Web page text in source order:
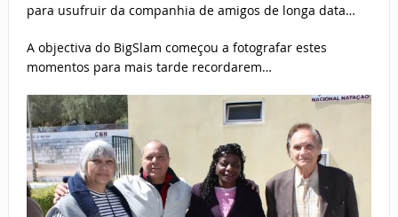
para usufruir da companhia de amigos de longa data…
A objectiva do BigSlam começou a fotografar estes
momentos para mais tarde recordarem…